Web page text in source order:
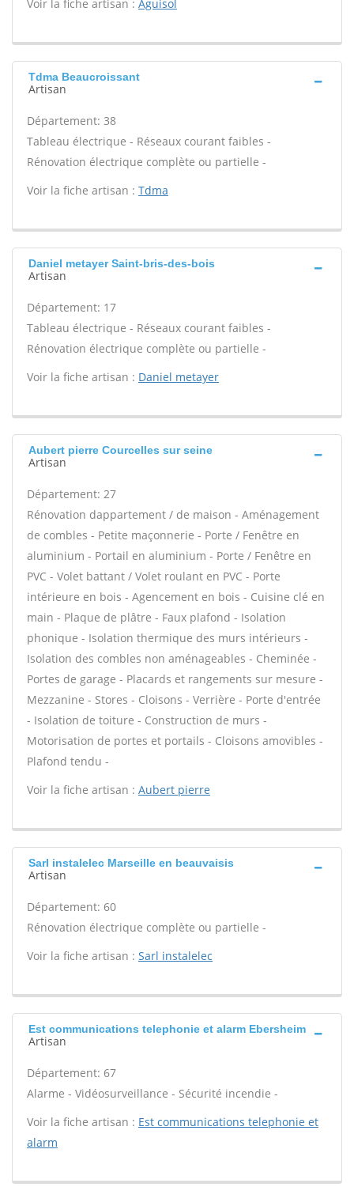
Voir la fiche artisan : Aguisol
Tdma Beaucroissant
Artisan
Département: 38
Tableau électrique - Réseaux courant faibles -
Rénovation électrique complète ou partielle -
Voir la fiche artisan : Tdma
Daniel metayer Saint-bris-des-bois
Artisan
Département: 17
Tableau électrique - Réseaux courant faibles -
Rénovation électrique complète ou partielle -
Voir la fiche artisan : Daniel metayer
Aubert pierre Courcelles sur seine
Artisan
Département: 27
Rénovation dappartement / de maison - Aménagement
de combles - Petite maçonnerie - Porte / Fenêtre en
aluminium - Portail en aluminium - Porte / Fenêtre en
PVC - Volet battant / Volet roulant en PVC - Porte
intérieure en bois - Agencement en bois - Cuisine clé en
main - Plaque de plâtre - Faux plafond - Isolation
phonique - Isolation thermique des murs intérieurs -
Isolation des combles non aménageables - Cheminée -
Portes de garage - Placards et rangements sur mesure -
Mezzanine - Stores - Cloisons - Verrière - Porte d'entrée
- Isolation de toiture - Construction de murs -
Motorisation de portes et portails - Cloisons amovibles -
Plafond tendu -
Voir la fiche artisan : Aubert pierre
Sarl instalelec Marseille en beauvaisis
Artisan
Département: 60
Rénovation électrique complète ou partielle -
Voir la fiche artisan : Sarl instalelec
Est communications telephonie et alarm Ebersheim
Artisan
Département: 67
Alarme - Vidéosurveillance - Sécurité incendie -
Voir la fiche artisan : Est communications telephonie et
alarm